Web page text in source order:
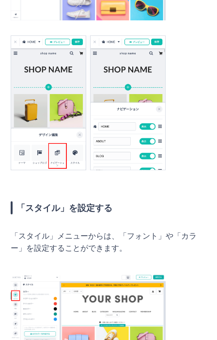
「スタイル」を設定する
「スタイル」メニューからは、「フォント」や「カラ
ー」を設定することができます。